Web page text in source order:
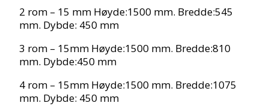
2 rom – 15 mm Høyde:1500 mm. Bredde:545
mm. Dybde: 450 mm
3 rom – 15mm Høyde:1500 mm. Bredde:810
mm. Dybde:450 mm
4 rom – 15mm Høyde:1500 mm. Bredde:1075
mm. Dybde: 450 mm